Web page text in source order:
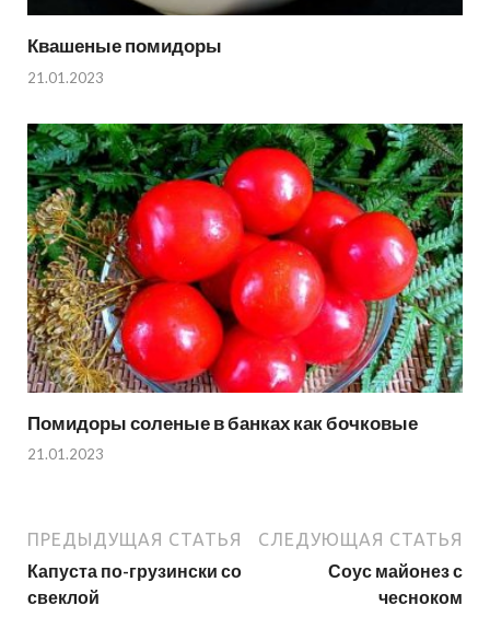
Квашеные помидоры
21.01.2023
Помидоры соленые в банках как бочковые
21.01.2023
ПРЕДЫДУЩАЯ СТАТЬЯ
Капуста по-грузински со
свеклой
СЛЕДУЮЩАЯ СТАТЬЯ
Соус майонез с
чесноком